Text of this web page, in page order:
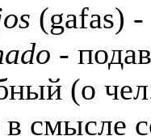
(gafas) -
-
(о
в смысле